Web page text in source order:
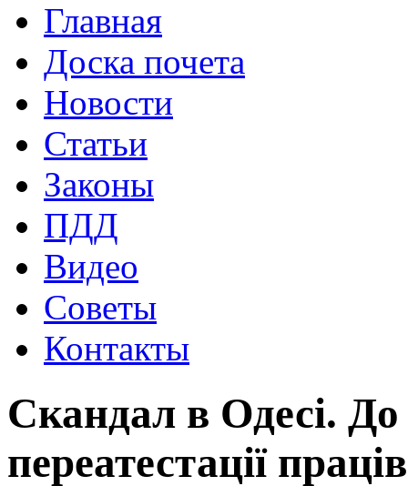
Главная
Доска почета
Новости
Статьи
Законы
ПДД
Видео
Советы
Контакты
Скандал в Одесі. До
переатестації